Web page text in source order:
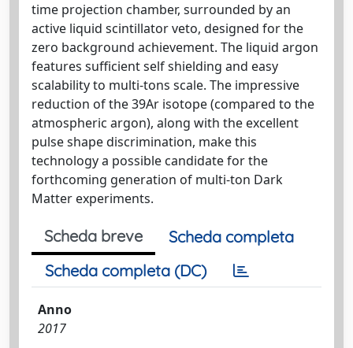
time projection chamber, surrounded by an
active liquid scintillator veto, designed for the
zero background achievement. The liquid argon
features sufficient self shielding and easy
scalability to multi-tons scale. The impressive
reduction of the 39Ar isotope (compared to the
atmospheric argon), along with the excellent
pulse shape discrimination, make this
technology a possible candidate for the
forthcoming generation of multi-ton Dark
Matter experiments.
Scheda breve
Scheda completa
Scheda completa (DC)
Anno
2017